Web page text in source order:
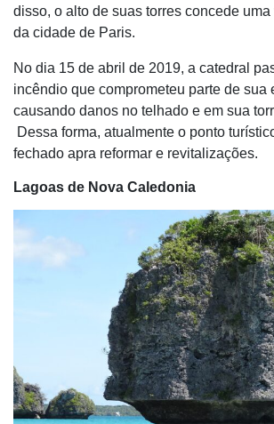
disso, o alto de suas torres concede
da cidade de Paris.
No dia 15 de abril de 2019, a catedral
incêndio que comprometeu parte de sua
causando danos no telhado e em sua
Dessa forma, atualmente o ponto
fechado apra reformar e revitalizações.
Lagoas de Nova Caledonia